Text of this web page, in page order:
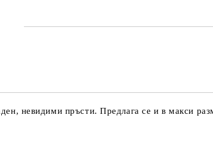
невидими пръсти. Предлага се и в макси